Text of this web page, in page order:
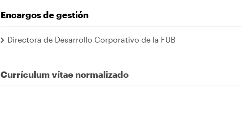
Encargos de gestión
Directora de Desarrollo Corporativo de la FUB
Currículum vítae normalizado